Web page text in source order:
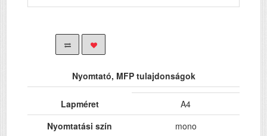
Nyomtató, MFP tulajdonságok
Lapméret
A4
Nyomtatási szín
mono